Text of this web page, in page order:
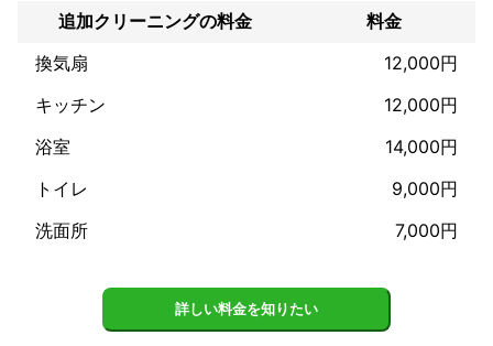
★損害保険加入しています。
★インボイス対応しています。
追加クリーニングの料金
料金
換気扇
12,000円
キッチン
12,000円
浴室
14,000円
トイレ
9,000円
洗面所
7,000円
詳しい料金を知りたい